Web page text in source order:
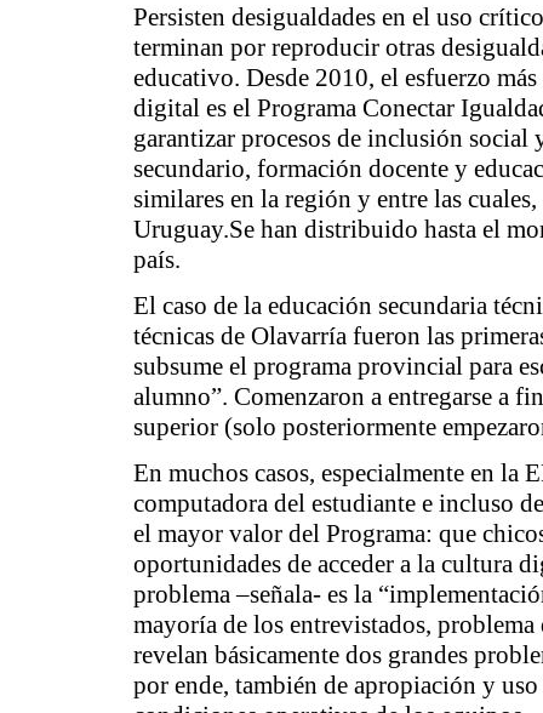
Persisten desigualdades en el uso
terminan por reproducir otras
educativo. Desde 2010, el esfuerzo
digital es el Programa Conectar
garantizar procesos de inclusión
secundario, formación docente y
similares en la región y entre las
Uruguay.Se han distribuido hasta el
país.
El caso de la educación secundaria
técnicas de Olavarría fueron las
subsume el programa provincial para
alumno”. Comenzaron a entregarse a
superior (solo posteriormente
En muchos casos, especialmente en la
computadora del estudiante e incluso
el mayor valor del Programa: que
oportunidades de acceder a la cultura
problema –señala- es la
mayoría de los entrevistados,
revelan básicamente dos grandes
por ende, también de apropiación y